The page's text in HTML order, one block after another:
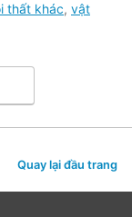
thất khác, vật
Quay lại đầu trang